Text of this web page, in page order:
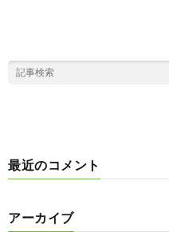
最近のコメント
アーカイブ